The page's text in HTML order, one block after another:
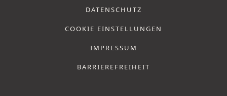
DATENSCHUTZ
COOKIE EINSTELLUNGEN
IMPRESSUM
BARRIEREFREIHEIT